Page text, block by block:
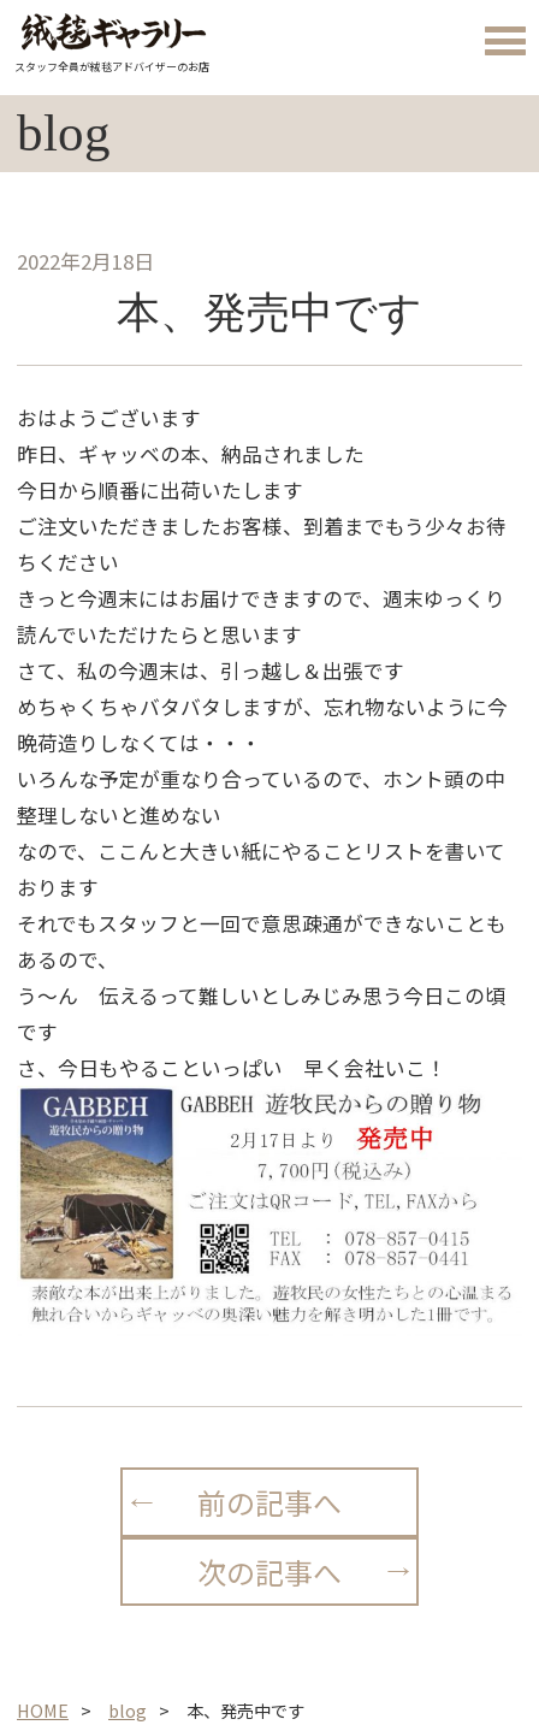
スタッフ全員が絨毯アドバイザーのお店
blog
2022年2月18日
本、発売中です
おはようございます
昨日、ギャッベの本、納品されました
今日から順番に出荷いたします
ご注文いただきましたお客様、到着までもう少々お待
ちください
きっと今週末にはお届けできますので、週末ゆっくり
読んでいただけたらと思います
さて、私の今週末は、引っ越し＆出張です
めちゃくちゃバタバタしますが、忘れ物ないように今
晩荷造りしなくては・・・
いろんな予定が重なり合っているので、ホント頭の中
整理しないと進めない
なので、ここんと大きい紙にやることリストを書いて
おります
それでもスタッフと一回で意思疎通ができないことも
あるので、
う～ん 伝えるって難しいとしみじみ思う今日この頃
です
さ、今日もやることいっぱい 早く会社いこ！
前の記事へ
次の記事へ
HOME blog 本、発売中です